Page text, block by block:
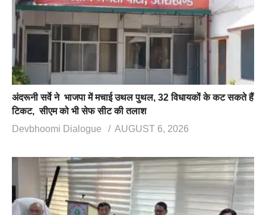
अंदरूनी सर्वे ने भाजपा में मचाई उथल पुथल, 32 विधायकों के कट सकते हैं
टिकट, सीएम को भी सेफ सीट की तलाश
Devbhoomi Dialogue
AUGUST 6, 2026